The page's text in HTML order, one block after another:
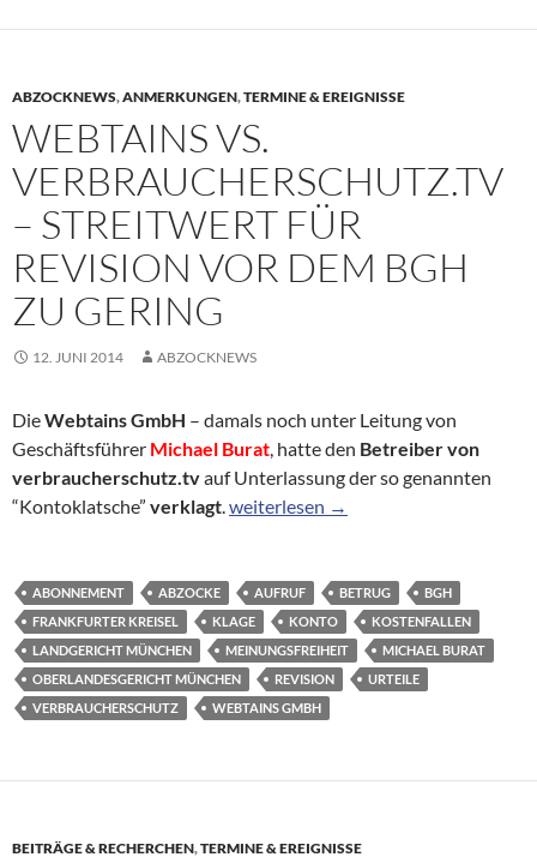
ABZOCKNEWS,ANMERKUNGEN,TERMINE & EREIGNISSE
WEBTAINS VS.
VERBRAUCHERSCHUTZ.TV
– STREITWERT FÜR
REVISION VOR DEM BGH
ZU GERING
12. JUNI 2014 ABZOCKNEWS
DieWebtains GmbH – damals noch unter Leitung von
Geschäftsführer Michael Burat, hatte den Betreiber von
verbraucherschutz.tvauf Unterlassung der so genannten
“Kontoklatsche” verklagt.Webtains vs. verbraucherschutz.tv –
weiterlesen →
ABONNEMENT ABZOCKE AUFRUF BETRUG
BGH
FRANKFURTER KREISEL
KLAGE KONTO
KOSTENFALLEN
LANDGERICHT MÜNCHEN
MEINUNGSFREIHEIT
MICHAEL BURAT
OBERLANDESGERICHT MÜNCHEN
REVISION
URTEILE
VERBRAUCHERSCHUTZ
WEBTAINS GMBH
BEITRÄGE & RECHERCHEN,TERMINE & EREIGNISSE